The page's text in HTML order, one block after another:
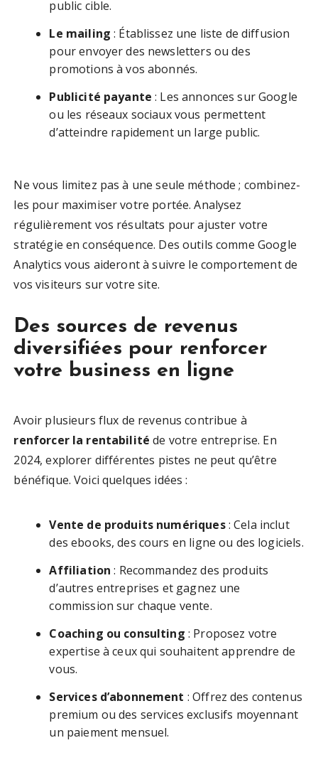
public cible.
Le mailing : Établissez une liste de diffusion
pour envoyer des newsletters ou des
promotions à vos abonnés.
Publicité payante : Les annonces sur Google
ou les réseaux sociaux vous permettent
d’atteindre rapidement un large public.
Ne vous limitez pas à une seule méthode ; combinez-
les pour maximiser votre portée. Analysez
régulièrement vos résultats pour ajuster votre
stratégie en conséquence. Des outils comme Google
Analytics vous aideront à suivre le comportement de
vos visiteurs sur votre site.
Des sources de revenus
diversifiées pour renforcer
votre business en ligne
Avoir plusieurs flux de revenus contribue à
renforcer la rentabilité de votre entreprise. En
2024, explorer différentes pistes ne peut qu’être
bénéfique. Voici quelques idées :
Vente de produits numériques: Cela inclut
des ebooks, des cours en ligne ou des logiciels.
Affiliation : Recommandez des produits
d’autres entreprises et gagnez une
commission sur chaque vente.
Coaching ou consulting : Proposez votre
expertise à ceux qui souhaitent apprendre de
vous.
Services d’abonnement : Offrez des contenus
premium ou des services exclusifs moyennant
un paiement mensuel.